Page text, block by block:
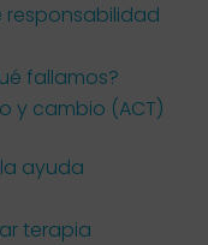
fallamos?
y cambio (ACT)
ayuda
terapia